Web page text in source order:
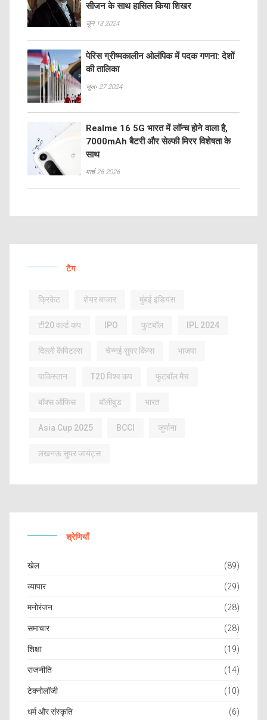
सीजन के साथ हासिल किया शिखर
जून 13 2024
पेरिस ग्रीष्मकालीन ओलंपिक में पदक गणना: देशों
की तालिका
जुल॰ 27 2024
Realme 16 5G भारत में लॉन्च होने वाला है,
7000mAh बैटरी और सेल्फी मिरर विशेषता के
साथ
मार्च 26 2026
टैग
क्रिकेट शेयर बाजार मुंबई इंडियंस
टी20 वर्ल्ड कप IPO फुटबॉल IPL 2024
दिल्ली कैपिटल्स चेन्नई सुपर किंग्स भाजपा
पाकिस्तान T20 विश्व कप फुटबॉल मैच
बॉक्स ऑफिस बॉलीवुड भारत
Asia Cup 2025 BCCI जुर्माना
लखनऊ सुपर जायंट्स
श्रेणियाँ
खेल (89)
व्यापार (29)
मनोरंजन (28)
समाचार (28)
शिक्षा (19)
राजनीति (14)
टेक्नोलॉजी (10)
धर्म और संस्कृति (6)